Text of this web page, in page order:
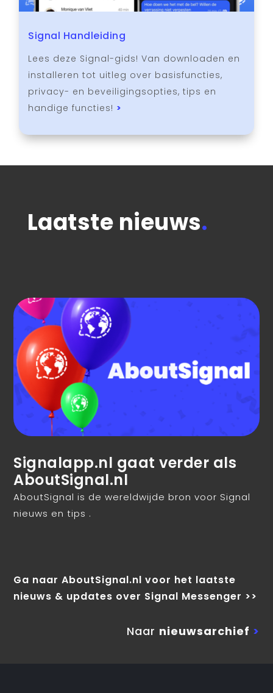
Signal Handleiding
Lees deze Signal-gids! Van downloaden en
installeren tot uitleg over basisfuncties,
privacy- en beveiligingsopties, tips en
handige functies! >
Laatste nieuws.
Signalapp.nl gaat verder als
AboutSignal.nl
AboutSignal is de wereldwijde bron voor Signal
nieuws en tips .
Ga naar AboutSignal.nl voor het laatste
nieuws & updates over Signal Messenger >>
Naar nieuwsarchief >